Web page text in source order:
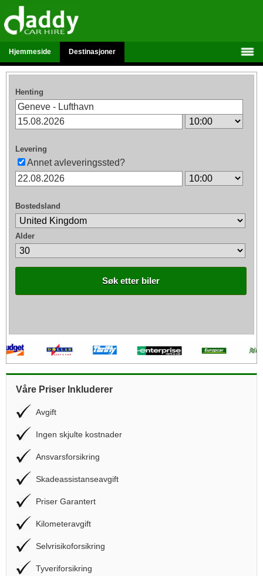
Hjemmeside Destinasjoner
Henting
Levering
Annet avleveringssted?
Bostedsland
Alder
Søk etter biler
Våre Priser Inkluderer
Avgift
Ingen skjulte kostnader
Ansvarsforsikring
Skadeassistanseavgift
Priser Garantert
Kilometeravgift
Selvrisikoforsikring
Tyveriforsikring